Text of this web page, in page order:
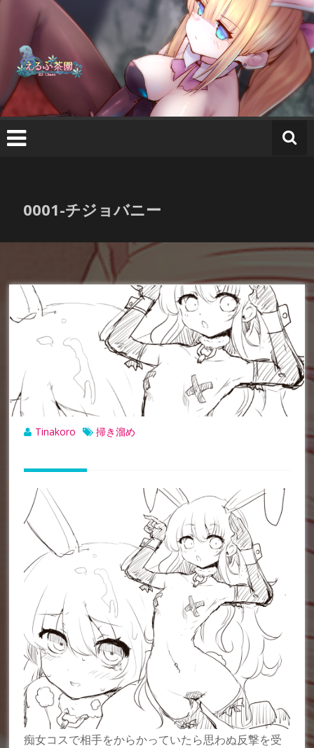
ス
キ
ッ
え
る
ふ
茶
園
0001-チジョバニー
Tinakoro 掃き溜め
痴女コスで相手をからかっていたら思わぬ反撃を受